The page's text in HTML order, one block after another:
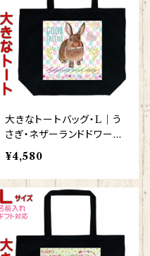
大きなトートバッグ・L｜う
さぎ・ネザーランドドワーフ
ラビット（黒）【型番 BL-13
7】KYAPIArt きゃぴあーと
¥4,580